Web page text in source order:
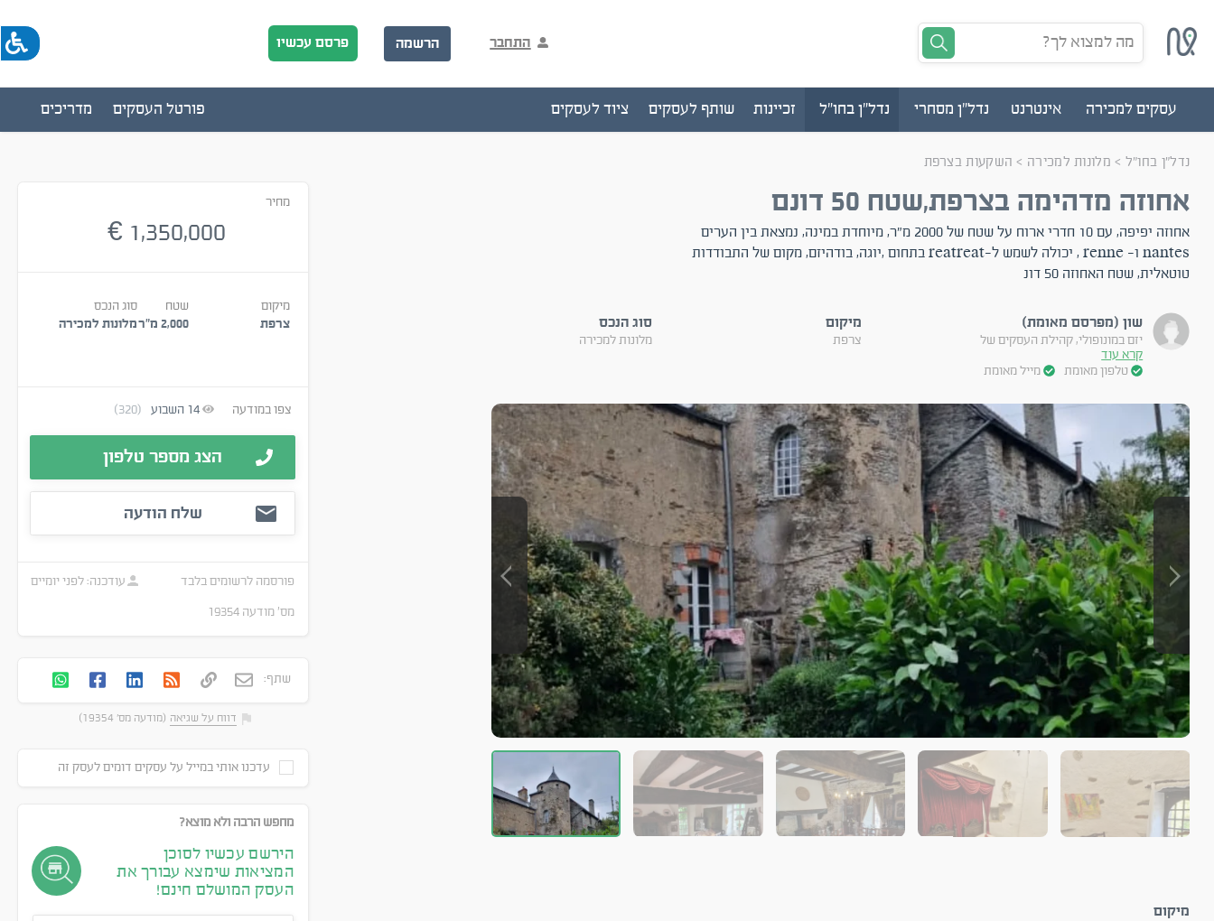
מה למצוא לך? התחבר הרשמה פרסם עכשיו
עסקים למכירה אינטרנט נדל"ן מסחרי נדל"ן בחו"ל זכיינות שותף לעסקים ציוד לעסקים מדריכים פורטל העסקים
נדל”ן בחו”ל > מלונות למכירה > השקעות בצרפת
אחוזה מדהימה בצרפת,שטח 50 דונם
אחוזה יפיפה, עם 10 חדרי ארוח על שטח של 2000 מ"ר, מיוחדת במינה, נמצאת בין הערים
nantes ו- renne , יכולה לשמש ל-reatreat בתחום ,יוגה, בודהיזם, מקום של התבודדות
טוטאלית, שטח האחוזה 50 דונ
שון (מפרסם מאומת)
יזם במונופולי, קהילת העסקים של
קרא עוד
טלפון מאומת
מייל מאומת
מיקום
צרפת
סוג הנכס
מלונות למכירה
מיקום
מחיר
1,350,000
€
מיקום
צרפת
שטח
2,000 מ״ר
סוג הנכס
מלונות למכירה
צפו במודעה 14 השבוע (320)
הצג מספר טלפון
שלח הודעה
פורסמה לרשומים בלבד עודכנה:לפני יומיים
מס׳ מודעה
שתף:
דווח על שגיאה (מודעה מס' 19354)
עדכנו אותי במייל על עסקים דומים לעסק זה
מחפש הרבה ולא מוצא?
הירשם עכשיו לסוכן
המציאות שימצא עבורך את
העסק המושלם חינם!